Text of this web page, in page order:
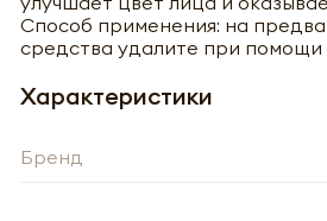
Способ применения: на
средства удалите при помощи
Характеристики
Бренд